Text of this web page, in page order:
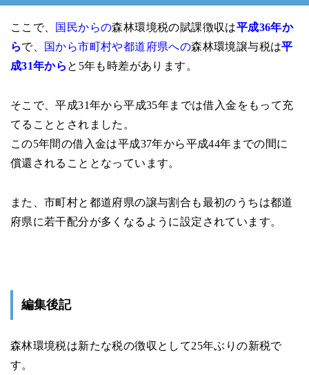
ここで、 国民からの森林環境税の賦課徴収は平成36年か
らで、 国から市町村や都道府県への森林環境譲与税は平
成31年から と5年も時差があります。
そこで、平成31年から平成35年までは借入金をもって充
てることとされました。
この5年間の借入金は平成37年から平成44年までの間に
償還されることとなっています。
また、市町村と都道府県の譲与割合も最初のうちは都道
府県に若干配分が多くなるように設定されています。
編集後記
森林環境税は新たな税の徴収として25年ぶりの新税で
す。